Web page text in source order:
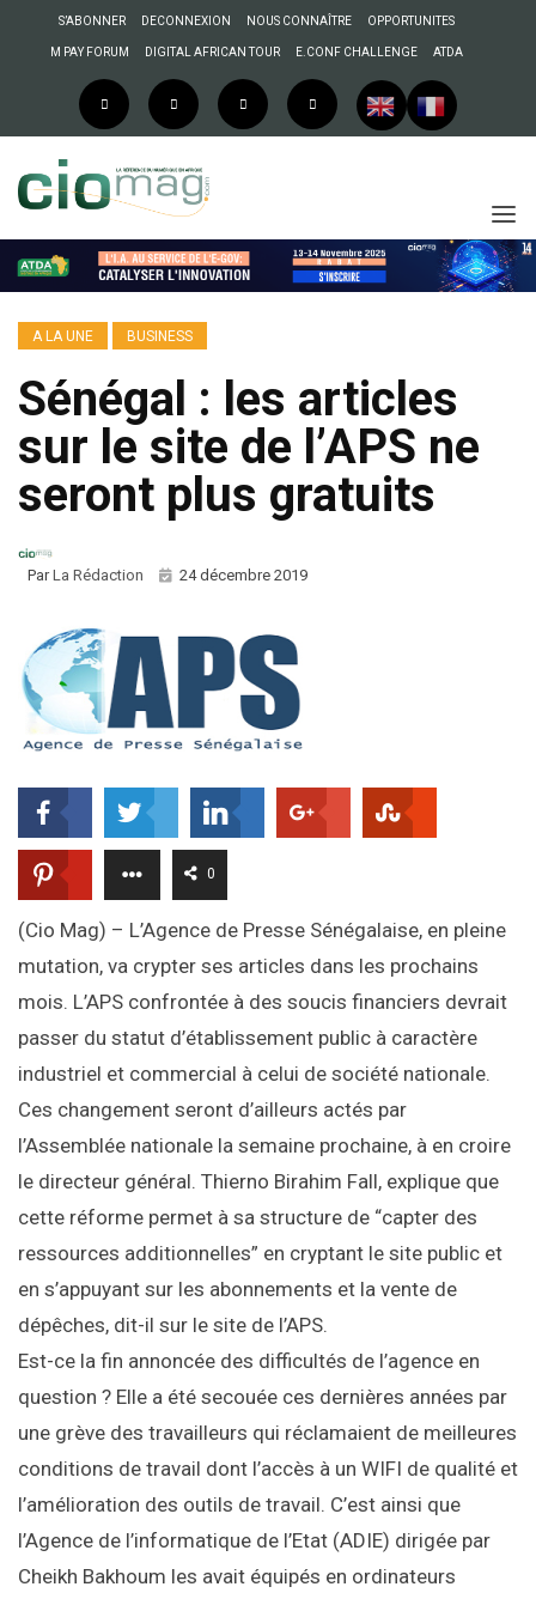
S’ABONNER DECONNEXION NOUS CONNAÎTRE OPPORTUNITES
M PAY FORUM DIGITAL AFRICAN TOUR E.CONF CHALLENGE ATDA
A LA UNE BUSINESS
Sénégal : les articles
sur le site de l’APS ne
seront plus gratuits
ParLa Rédaction 24 décembre 2019
0
(Cio Mag) – L’Agence de Presse Sénégalaise, en pleine
mutation, va crypter ses articles dans les prochains
mois. L’APS confrontée à des soucis financiers devrait
passer du statut d’établissement public à caractère
industriel et commercial à celui de société nationale.
Ces changement seront d’ailleurs actés par
l’Assemblée nationale la semaine prochaine, à en croire
le directeur général. Thierno Birahim Fall, explique que
cette réforme permet à sa structure de “capter des
ressources additionnelles” en cryptant le site public et
en s’appuyant sur les abonnements et la vente de
dépêches, dit-il sur le site de l’APS.
Est-ce la fin annoncée des difficultés de l’agence en
question ? Elle a été secouée ces dernières années par
une grève des travailleurs qui réclamaient de meilleures
conditions de travail dont l’accès à un WIFI de qualité et
l’amélioration des outils de travail. C’est ainsi que
l’Agence de l’informatique de l’Etat (ADIE) dirigée par
Cheikh Bakhoum les avait équipés en ordinateurs